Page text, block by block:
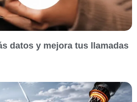
datos y mejora tus llamadas